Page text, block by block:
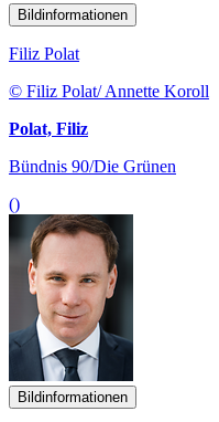
Bildinformationen
Filiz Polat
© Filiz Polat/ Annette Koroll
Polat, Filiz
Bündnis 90/Die Grünen
()
Bildinformationen